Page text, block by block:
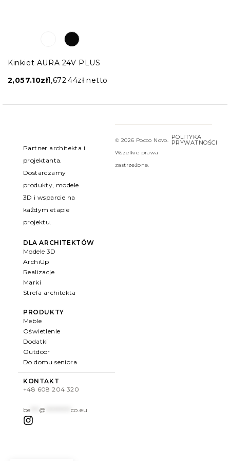
Ponadczasowy design łączący nowoczesność z
Rozproszone światło budujące przytulny nastrój
Staranność i wysoka jakość wykonania
wnętrz po hotele i restauracje
Kinkiet AURA 24V PLUS
2,057.10zł1,672.44zł netto
Partner architekta i
projektanta.
Dostarczamy
produkty, modele
3D i wsparcie na
każdym etapie
projektu.
DLA ARCHITEKTÓW
Modele 3D
ArchiUp
Realizacje
Marki
Strefa architekta
PRODUKTY
Meble
Oświetlenie
Dodatki
Outdoor
Do domu seniora
KONTAKT
+48 608 204 320
be @ *********co.eu
© 2026 Pocco Novo.
Wszelkie prawa
zastrzeżone.
POLITYKA
PRYWATNOŚCI